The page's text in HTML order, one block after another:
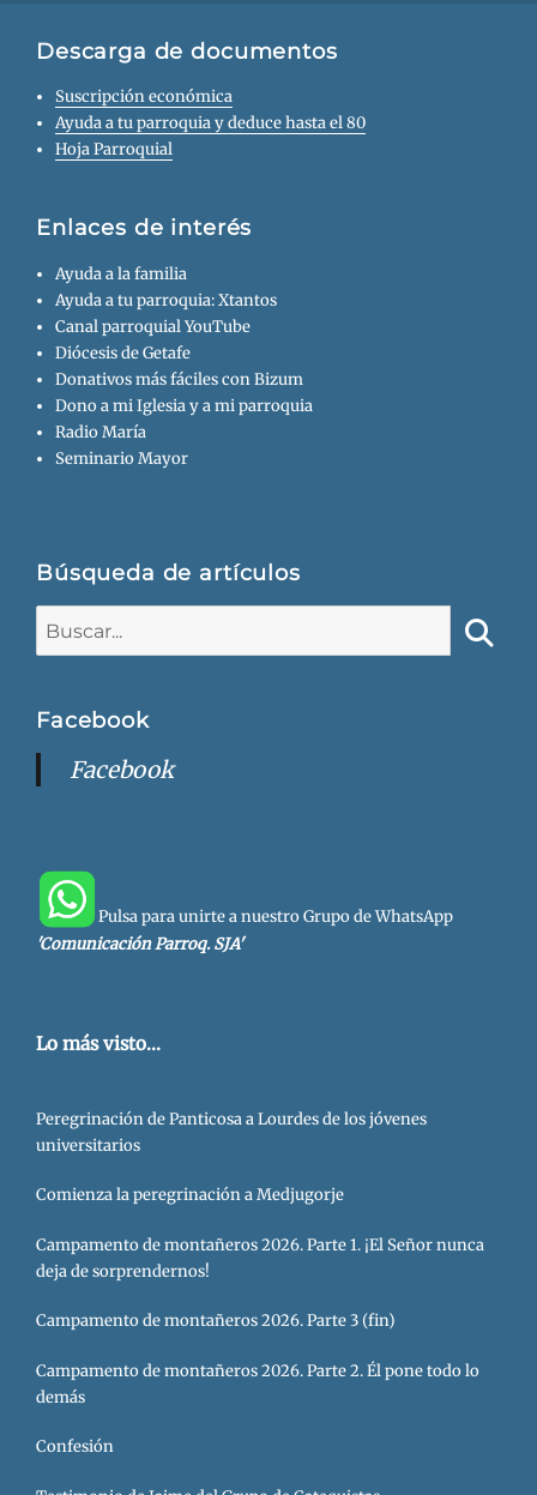
Descarga de documentos
Suscripción económica
Ayuda a tu parroquia y deduce hasta el 80
Hoja Parroquial
Enlaces de interés
Ayuda a la familia
Ayuda a tu parroquia: Xtantos
Canal parroquial YouTube
Diócesis de Getafe
Donativos más fáciles con Bizum
Dono a mi Iglesia y a mi parroquia
Radio María
Seminario Mayor
Búsqueda de artículos
Facebook
Facebook
Pulsa para unirte a nuestro Grupo de WhatsApp
'Comunicación Parroq. SJA'
Lo más visto...
Peregrinación de Panticosa a Lourdes de los jóvenes
universitarios
Comienza la peregrinación a Medjugorje
Campamento de montañeros 2026. Parte 1. ¡El Señor nunca
deja de sorprendernos!
Campamento de montañeros 2026. Parte 3 (fin)
Campamento de montañeros 2026. Parte 2. Él pone todo lo
demás
Confesión